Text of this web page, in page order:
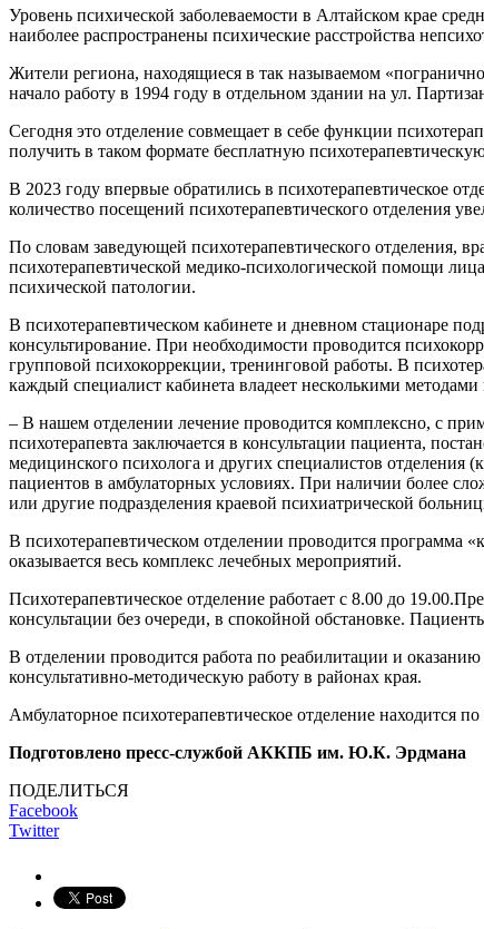
Уровень психической заболеваемости в Алтайском крае
наиболее распространены психические расстройства
Жители региона, находящиеся в так называемом
начало работу в 1994 году в отдельном здании на ул.
Сегодня это отделение совмещает в себе функции
получить в таком формате бесплатную
В 2023 году впервые обратились в психотерапевтическое
количество посещений психотерапевтического отделения
По словам заведующей психотерапевтического отделения,
психотерапевтической медико-психологической помощи
психической патологии.
В психотерапевтическом кабинете и дневном стационаре
консультирование. При необходимости проводится
групповой психокоррекции, тренинговой работы. В
каждый специалист кабинета владеет несколькими методами
– В нашем отделении лечение проводится комплексно, с
психотерапевта заключается в консультации пациента,
медицинского психолога и других специалистов отделения
пациентов в амбулаторных условиях. При наличии более
или другие подразделения краевой психиатрической
В психотерапевтическом отделении проводится
оказывается весь комплекс лечебных мероприятий.
Психотерапевтическое отделение работает с 8.00 до
консультации без очереди, в спокойной обстановке.
В отделении проводится работа по реабилитации и
консультативно-методическую работу в районах края.
Амбулаторное психотерапевтическое отделение находится
Подготовлено пресс-службой АККПБ им. Ю.К. Эрдмана
ПОДЕЛИТЬСЯ
Facebook
Twitter